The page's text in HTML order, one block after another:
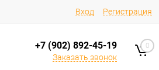
Вход Регистрация
+7 (902) 892-45-19
Заказать звонок
0